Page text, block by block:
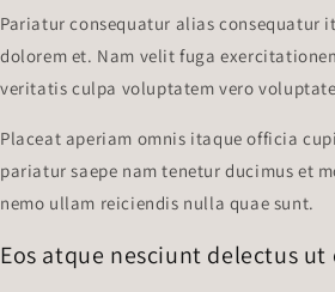
Pariatur consequatur alias consequatur
dolorem et. Nam velit fuga
veritatis culpa voluptatem vero
Placeat aperiam omnis itaque officia
pariatur saepe nam tenetur ducimus et
nemo ullam reiciendis nulla quae sunt.
Eos atque nesciunt delectus ut